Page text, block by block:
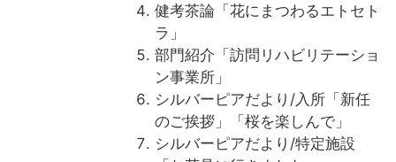
健考茶論「花にまつわるエトセト
ラ」
部門紹介「訪問リハビリテーショ
ン事業所」
シルバーピアだより/入所「新任
のご挨拶」「桜を楽しんで」
シルバーピアだより/特定施設